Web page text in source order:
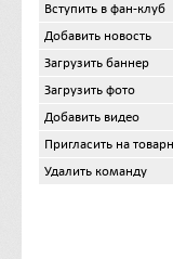
Вступить в фан-клуб
Добавить новость
Загрузить баннер
Загрузить фото
Добавить видео
Пригласить на
Удалить команду